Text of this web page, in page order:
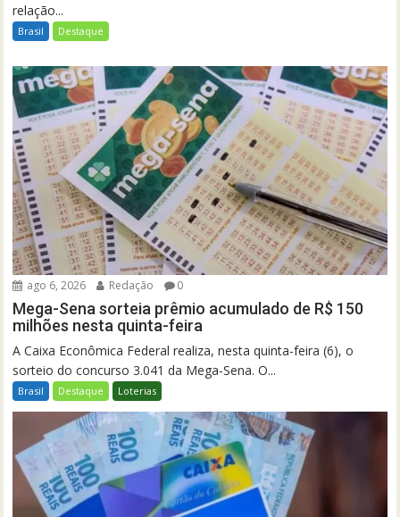
relação...
Brasil Destaque
ago 6, 2026 Redação 0
Mega-Sena sorteia prêmio acumulado de R$ 150
milhões nesta quinta-feira
A Caixa Econômica Federal realiza, nesta quinta-feira (6), o
sorteio do concurso 3.041 da Mega-Sena. O...
Brasil Destaque Loterias